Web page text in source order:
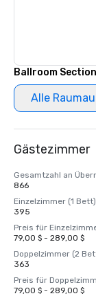
Ballroom
Alle
Gästezimmer
Gesamtzahl an
866
Einzelzimmer (1 Bett)
395
Preis für
79,00 $ - 289,00 $
Doppelzimmer (2
363
Preis für
79,00 $ - 289,00 $